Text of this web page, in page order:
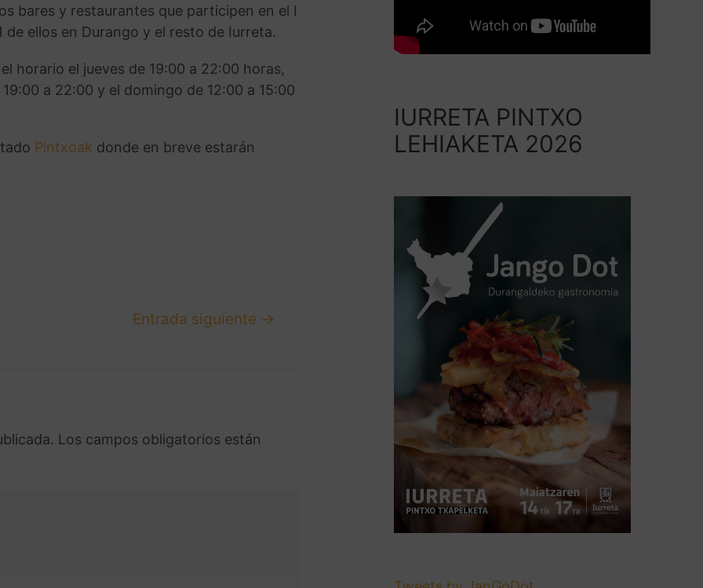
bares y restaurantes que participen en el I
ellos en Durango y el resto de Iurreta.
horario el jueves de 19:00 a 22:00 horas,
a 22:00 y el domingo de 12:00 a 15:00
Pintxoak donde en breve estarán
Entrada siguiente →
Los campos obligatorios están
IURRETA PINTXO
LEHIAKETA 2026